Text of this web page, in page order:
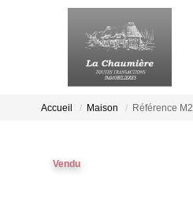
Accueil Maison Référence
Vendu